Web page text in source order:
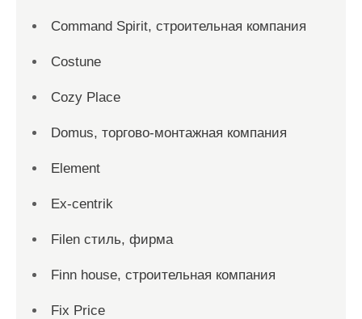
Command Spirit, строительная компания
Costune
Cozy Place
Domus, торгово-монтажная компания
Element
Ex-centrik
Filen стиль, фирма
Finn house, строительная компания
Fix Price